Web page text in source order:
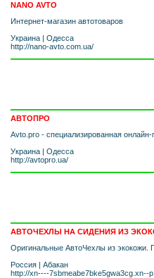
NANO AVTO
Интернет-магазин автотоваров
Украина | Одесса
http://nano-avto.com.ua/
АВТОПРО
Avto.pro - специализированная
Украина | Одесса
http://avtopro.ua/
АВТОЧЕХЛЫ НА СИДЕНИЯ ИЗ
Оригинальные АвтоЧехлы из экокожи.
Россия | Абакан
http://xn----7sbmeabe7bke5gwa3cg.xn--